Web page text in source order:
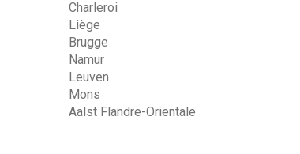
Charleroi
Liège
Brugge
Namur
Leuven
Mons
Aalst Flandre-Orientale